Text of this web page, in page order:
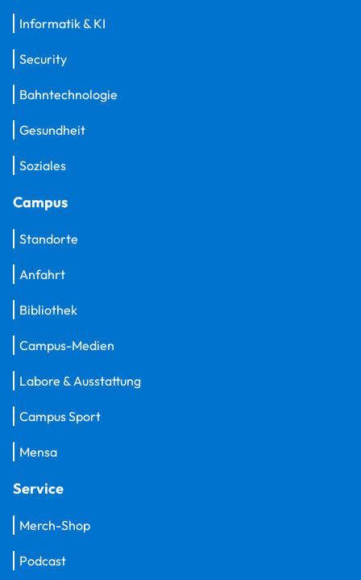
Informatik & KI
Security
Bahntechnologie
Gesundheit
Soziales
Campus
Standorte
Anfahrt
Bibliothek
Campus-Medien
Labore & Ausstattung
Campus Sport
Mensa
Service
Merch-Shop
Podcast